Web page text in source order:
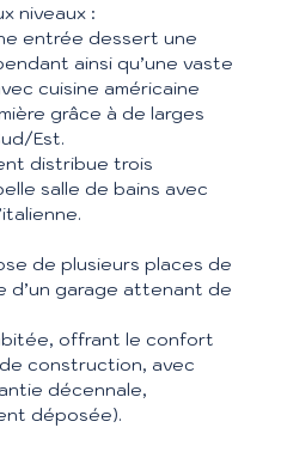
niveaux :
entrée dessert une
ainsi qu’une vaste
cuisine américaine
grâce à de larges
Est.
distribue trois
salle de bains avec
de plusieurs places de
d’un garage attenant de
offrant le confort
construction, avec
décennale,
déposée).